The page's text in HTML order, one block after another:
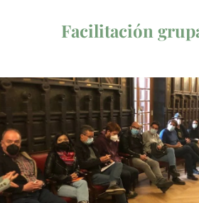
Facilitación